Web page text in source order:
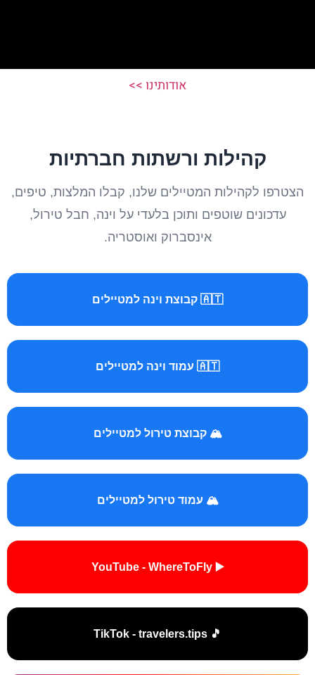
אודותינו >>
קהילות ורשתות חברתיות
הצטרפו לקהילות המטיילים שלנו, קבלו המלצות, טיפים,
עדכונים שוטפים ותוכן בלעדי על וינה, חבל טירול,
אינסברוק ואוסטריה.
🇦🇹 קבוצת וינה למטיילים
🇦🇹 עמוד וינה למטיילים
🏔️ קבוצת טירול למטיילים
🏔️ עמוד טירול למטיילים
▶️ YouTube - WhereToFly
🎵 TikTok - travelers.tips